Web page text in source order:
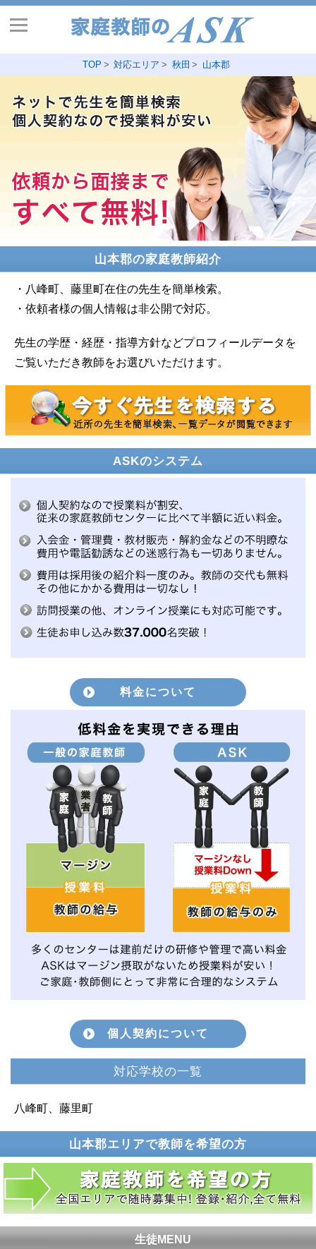
TOP 対応エリア 秋田 山本郡
山本郡の家庭教師紹介
・八峰町、藤里町在住の先生を簡単検索。
・依頼者様の個人情報は非公開で対応。
先生の学歴・経歴・指導方針などプロフィールデータを
ご覧いただき教師をお選びいただけます。
ASKのシステム
料金について
個人契約について
対応学校の一覧
八峰町、藤里町
山本郡エリアで教師を希望の方
生徒MENU